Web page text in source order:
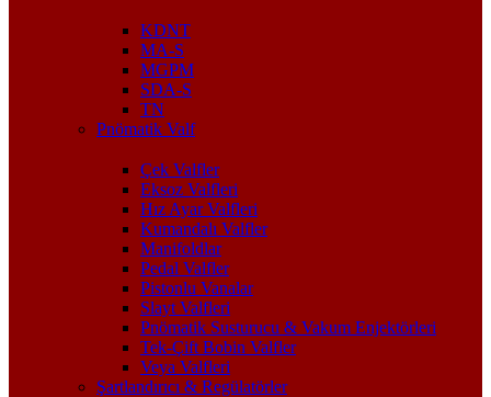
KDNT
MA-S
MGPM
SDA-S
TN
Pnömatik Valf
Çek Valfler
Eksoz Valfleri
Hız Ayar Valfleri
Kumandalı Valfler
Manifoldlar
Pedal Valfler
Pistonlu Vanalar
Slayt Valfleri
Pnömatik Susturucu & Vakum Enjektörleri
Tek-Çift Bobin Valfler
Veya Valfleri
Şartlandırıcı & Regülatörler